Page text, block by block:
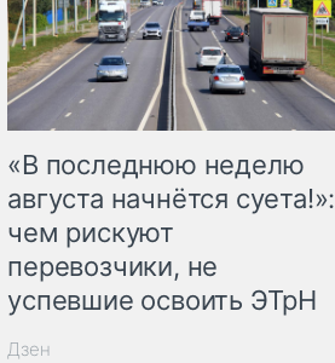
«В последнюю неделю
августа начнётся суета!»:
чем рискуют
перевозчики, не
успевшие освоить ЭТрН
Дзен